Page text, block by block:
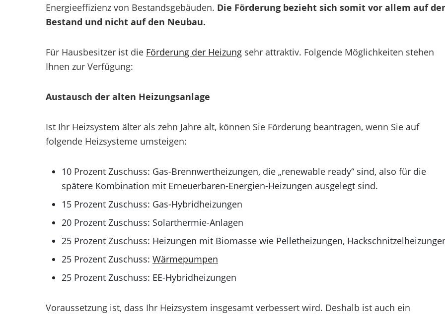
Energieeffizienz von Bestandsgebäuden. Die Förderung bezieht sich somit vor allem auf
Bestand und nicht auf den Neubau.
Für Hausbesitzer ist die Förderung der Heizung sehr attraktiv. Folgende Möglichkeiten stehen
Ihnen zur Verfügung:
Austausch der alten Heizungsanlage
Ist Ihr Heizsystem älter als zehn Jahre alt, können Sie Förderung beantragen, wenn Sie auf
folgende Heizsysteme umsteigen:
10 Prozent Zuschuss: Gas-Brennwertheizungen, die „renewable ready“ sind, also für die
spätere Kombination mit Erneuerbaren-Energien-Heizungen ausgelegt sind.
15 Prozent Zuschuss: Gas-Hybridheizungen
20 Prozent Zuschuss: Solarthermie-Anlagen
25 Prozent Zuschuss: Heizungen mit Biomasse wie Pelletheizungen,
25 Prozent Zuschuss: Wärmepumpen
25 Prozent Zuschuss: EE-Hybridheizungen
Voraussetzung ist, dass Ihr Heizsystem insgesamt verbessert wird. Deshalb ist auch ein